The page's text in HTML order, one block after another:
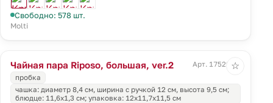
Свободно: 578 шт.
Molti
Чайная пара Riposo, большая, ver.2
Арт. 17529.60
пробка
чашка: диаметр 8,4 см, ширина с ручкой 12 см, высота 9,5 см;
блюдце: 11,6х1,3 см; упаковка: 12х11,7х11,5 см
☆